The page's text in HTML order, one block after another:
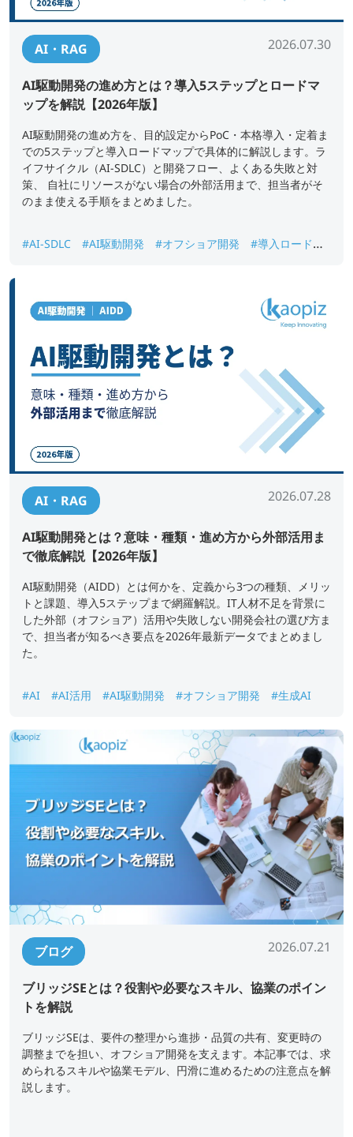
AI・RAG 2026.07.30
AI駆動開発の進め方とは？導入5ステップとロードマ
ップを解説【2026年版】
AI駆動開発の進め方を、目的設定からPoC・本格導入・定着ま
での5ステップと導入ロードマップで具体的に解説します。ラ
イフサイクル（AI-SDLC）と開発フロー、よくある失敗と対
策、 自社にリソースがない場合の外部活用まで、担当者がそ
のまま使える手順をまとめました。
#AI-SDLC #AI駆動開発 #オフショア開発
#導入ロードマ
AI・RAG 2026.07.28
AI駆動開発とは？意味・種類・進め方から外部活用ま
で徹底解説【2026年版】
AI駆動開発（AIDD）とは何かを、定義から3つの種類、メリッ
トと課題、導入5ステップまで網羅解説。IT人材不足を背景に
した外部（オフショア）活用や失敗しない開発会社の選び方ま
で、担当者が知るべき要点を2026年最新データでまとめまし
た。
#AI #AI活用 #AI駆動開発 #オフショア開発 #生成AI
ブログ 2026.07.21
ブリッジSEとは？役割や必要なスキル、協業のポイン
トを解説
ブリッジSEは、要件の整理から進捗・品質の共有、変更時の
調整までを担い、オフショア開発を支えます。本記事では、求
められるスキルや協業モデル、円滑に進めるための注意点を解
説します。